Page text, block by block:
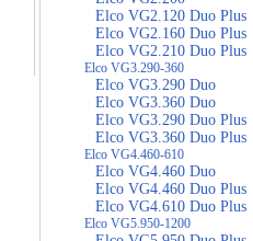
Elco VG2.120 Duo Plus
Elco VG2.160 Duo Plus
Elco VG2.210 Duo Plus
Elco VG3.290-360
Elco VG3.290 Duo
Elco VG3.360 Duo
Elco VG3.290 Duo Plus
Elco VG3.360 Duo Plus
Elco VG4.460-610
Elco VG4.460 Duo
Elco VG4.460 Duo Plus
Elco VG4.610 Duo Plus
Elco VG5.950-1200